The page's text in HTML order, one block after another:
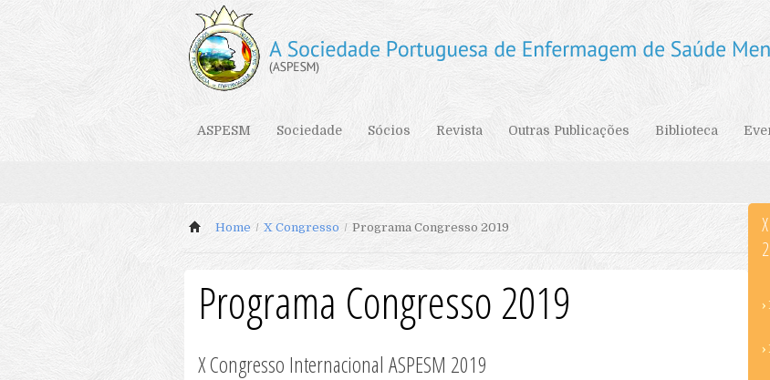
ASPESM Sociedade Sócios Revista Outras Publicações Biblioteca
Home / X Congresso / Programa Congresso 2019
Programa Congresso 2019
X Congresso Internacional ASPESM 2019